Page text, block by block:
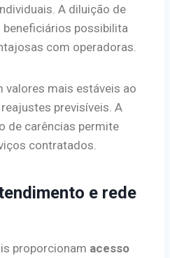
A diluição de
possibilita
com operadoras.
valores mais estáveis ao
previsíveis. A
de carências permite
contratados.
e rede
proporcionam acesso